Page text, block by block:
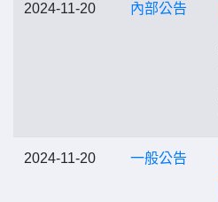
2024-11-20 內部公告
2024-11-20 一般公告